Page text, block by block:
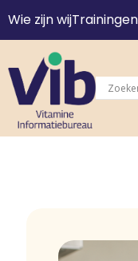
Wie zijn wij